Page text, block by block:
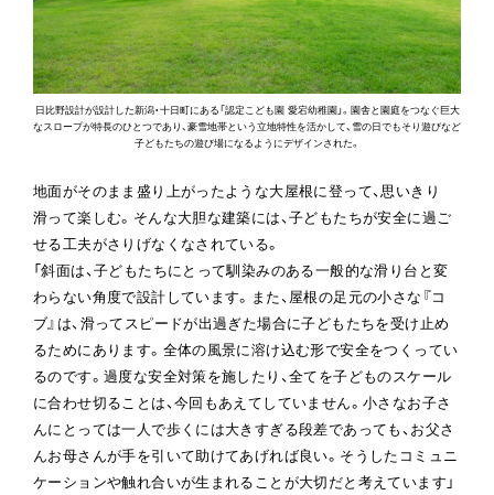
日比野設計が設計した新潟・十日町にある「認定こども園 愛宕幼稚園」。園舎と園庭をつなぐ巨大
なスロープが特長のひとつであり、豪雪地帯という立地特性を活かして、雪の日でもそり遊びなど
子どもたちの遊び場になるようにデザインされた。
地面がそのまま盛り上がったような大屋根に登って、思いきり
滑って楽しむ。そんな大胆な建築には、子どもたちが安全に過ご
せる工夫がさりげなくなされている。
「斜面は、子どもたちにとって馴染みのある一般的な滑り台と変
わらない角度で設計しています。また、屋根の足元の小さな『コ
ブ』は、滑ってスピードが出過ぎた場合に子どもたちを受け止め
るためにあります。全体の風景に溶け込む形で安全をつくってい
るのです。過度な安全対策を施したり、全てを子どものスケール
に合わせ切ることは、今回もあえてしていません。小さなお子さ
んにとっては一人で歩くには大きすぎる段差であっても、お父さ
んお母さんが手を引いて助けてあげれば良い。そうしたコミュニ
ケーションや触れ合いが生まれることが大切だと考えています」